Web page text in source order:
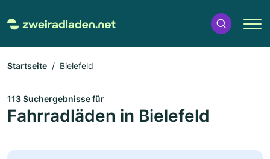
Startseite Bielefeld
113 Suchergebnisse für
Fahrradläden in Bielefeld